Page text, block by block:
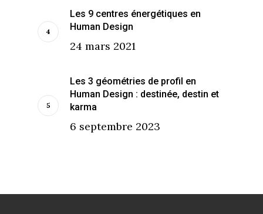
Les 9 centres énergétiques en
Human Design
24 mars 2021
Les 3 géométries de profil en
Human Design : destinée, destin et
karma
6 septembre 2023